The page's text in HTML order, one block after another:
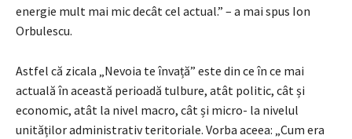
energie mult mai mic decât cel actual.” – a mai spus Ion
Orbulescu.
Astfel că zicala „Nevoia te învață” este din ce în ce mai
actuală în această perioadă tulbure, atât politic, cât și
economic, atât la nivel macro, cât și micro- la nivelul
unităților administrativ teritoriale. Vorba aceea: „Cum era